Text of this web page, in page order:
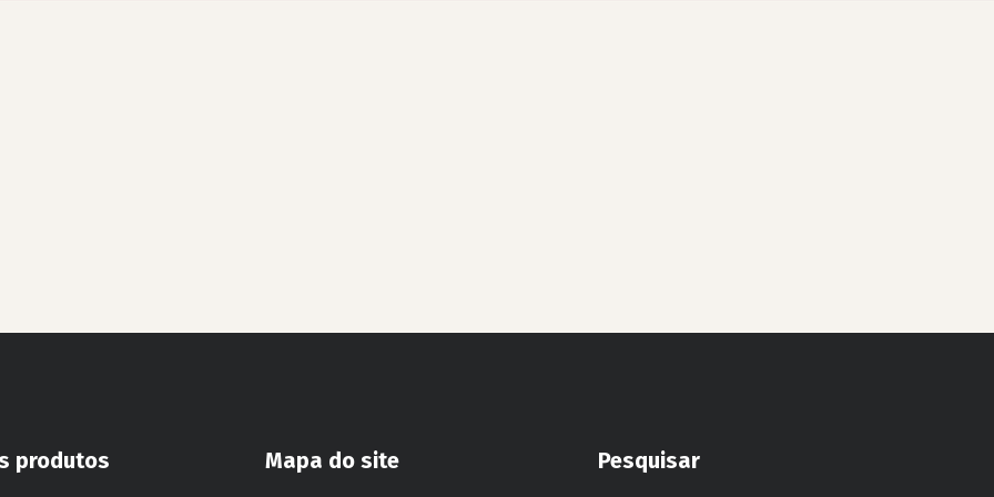
produtos Mapa do site Pesquisar